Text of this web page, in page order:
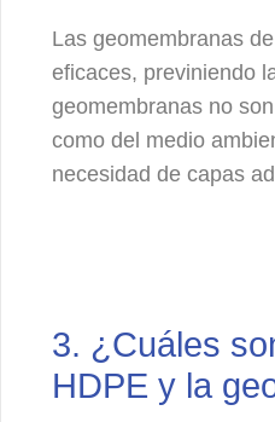
Las geomembranas
eficaces, previniendo
geomembranas no
como del medio
necesidad de capas
3. ¿Cuáles
HDPE y la